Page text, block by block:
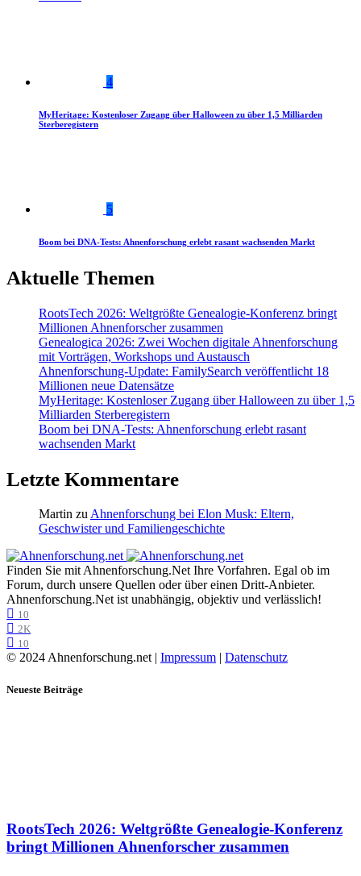
4
MyHeritage: Kostenloser Zugang über Halloween zu über 1,5 Milliarden
Sterberegistern
5
Boom bei DNA-Tests: Ahnenforschung erlebt rasant wachsenden Markt
Aktuelle Themen
RootsTech 2026: Weltgrößte Genealogie-Konferenz bringt
Millionen Ahnenforscher zusammen
Genealogica 2026: Zwei Wochen digitale Ahnenforschung
mit Vorträgen, Workshops und Austausch
Ahnenforschung-Update: FamilySearch veröffentlicht 18
Millionen neue Datensätze
MyHeritage: Kostenloser Zugang über Halloween zu über 1,5
Milliarden Sterberegistern
Boom bei DNA-Tests: Ahnenforschung erlebt rasant
wachsenden Markt
Letzte Kommentare
Martin zu Ahnenforschung bei Elon Musk: Eltern,
Geschwister und Familiengeschichte
Finden Sie mit Ahnenforschung.Net Ihre Vorfahren. Egal ob im
Forum, durch unsere Quellen oder über einen Dritt-Anbieter.
Ahnenforschung.Net ist unabhängig, objektiv und verlässlich!
10
2K
10
© 2024 Ahnenforschung.net | Impressum | Datenschutz
Neueste Beiträge
RootsTech 2026: Weltgrößte Genealogie-Konferenz
bringt Millionen Ahnenforscher zusammen